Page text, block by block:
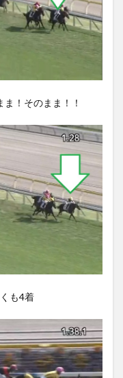
！そのまま！！
も4着